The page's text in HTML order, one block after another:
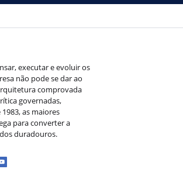
executar e evoluir os
não pode se dar ao
comprovada
governadas,
as maiores
para converter a
duradouros.